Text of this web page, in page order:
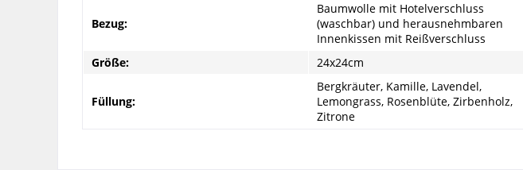
Bezug:
Baumwolle mit Hotelverschluss
(waschbar) und herausnehmbaren
Innenkissen mit Reißverschluss
Größe:
24x24cm
Füllung:
Bergkräuter, Kamille, Lavendel,
Lemongrass, Rosenblüte, Zirbenholz,
Zitrone